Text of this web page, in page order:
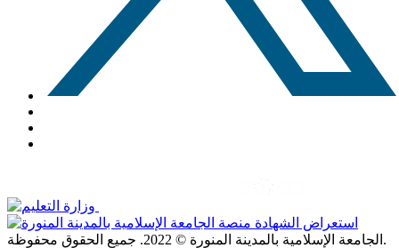
الجامعة الإسلامية بالمدينة المنورة © 2022 . جميع الحقوق محفوظة.